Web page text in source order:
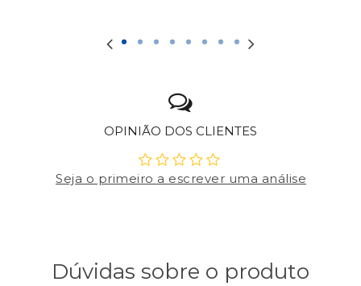
OPINIÃO DOS CLIENTES
Seja o primeiro a escrever uma análise
Dúvidas sobre o produto